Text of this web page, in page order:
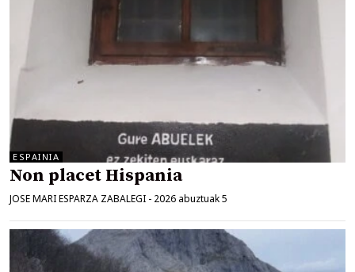
ESPAINIA
Non placet Hispania
JOSE MARI ESPARZA ZABALEGI - 2026 abuztuak 5